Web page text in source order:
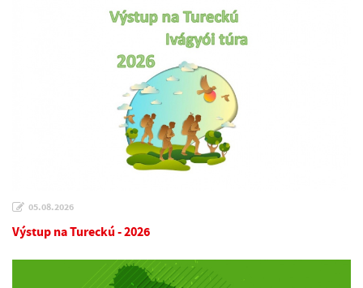
05.08.2026
Výstup na Tureckú - 2026